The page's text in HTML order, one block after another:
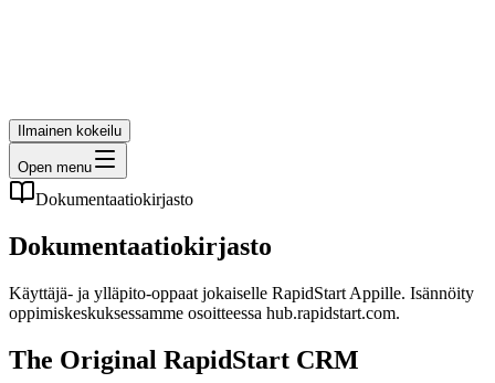
Ilmainen kokeilu
Open menu
Dokumentaatiokirjasto
Dokumentaatiokirjasto
Käyttäjä- ja ylläpito-oppaat jokaiselle RapidStart Appille. Isännöity
oppimiskeskuksessamme osoitteessa hub.rapidstart.com.
The Original RapidStart CRM